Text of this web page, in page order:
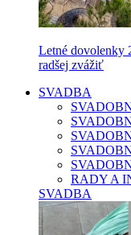
Letné dovolenky
radšej zvážiť
SVADBA
RADY A
SVADBA